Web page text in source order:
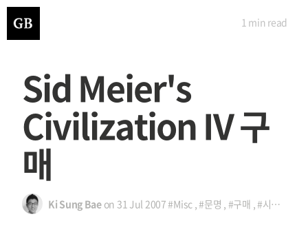
Sid Meier's
Civilization IV 구
매
Ki Sung Baeon 31 Jul 2007#Misc ,#문명 , #구매 ,#시드마이어
1 min read